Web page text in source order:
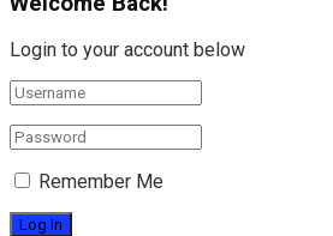
Login to your account below
Remember Me